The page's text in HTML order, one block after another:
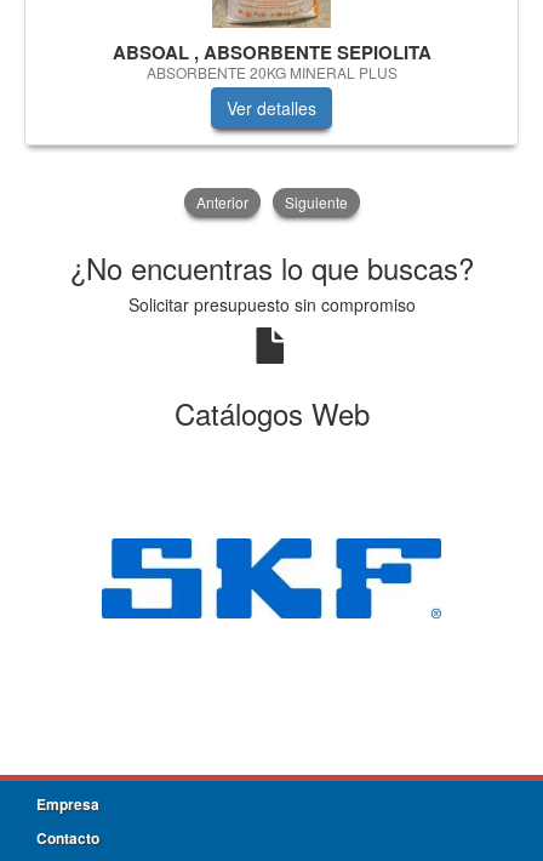
ABSOAL , ABSORBENTE SEPIOLITA
ABSORBENTE 20KG MINERAL PLUS
Ver detalles
Anterior Siguiente
¿No encuentras lo que buscas?
Solicitar presupuesto sin compromiso
Catálogos Web
Empresa
Contacto